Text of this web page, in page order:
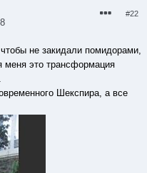
#22
не закидали помидорами,
меня это трансформация
Шекспира, а все